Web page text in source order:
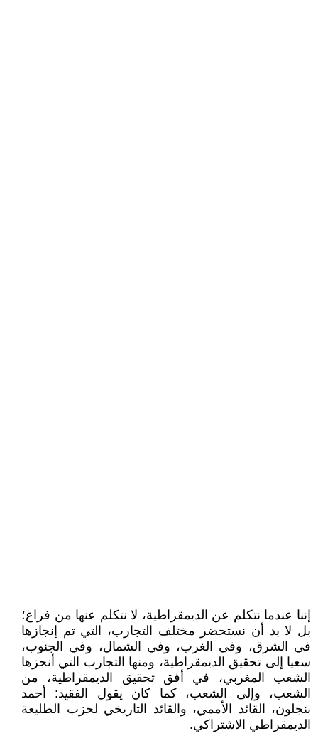
إننا عندما نتكلم عن الديمقراطية، لا نتكلم عنها من فراغ؛
بل لا بد أن نستحضر مختلف التجارب، التي تم إنجازها
في الشرق، وفي الغرب، وفي الشمال، وفي الجنوب،
سعيا إلى تحقيق الديمقراطية، ومنها التجارب التي أنجزها
الشعب المغربي، في أفق تحقيق الديمقراطية، من
الشعب، وإلى الشعب، كما كان يقول الفقيد: أحمد
بنجلون، القائد الأممي، والقائد التاريخي لحزب الطليعة
الديمقراطي الاشتراكي.